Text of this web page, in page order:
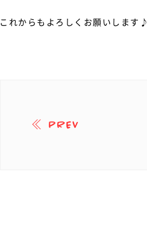
これからもよろしくお願いします♪
PREV